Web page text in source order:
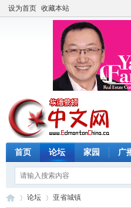
设为首页 收藏本站
首页 论坛 家园 广
论坛 亚省城镇